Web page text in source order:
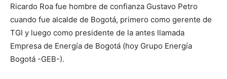
Ricardo Roa fue hombre de confianza Gustavo Petro
cuando fue alcalde de Bogotá, primero como gerente de
TGI y luego como presidente de la antes llamada
Empresa de Energía de Bogotá (hoy Grupo Energía
Bogotá -GEB-).